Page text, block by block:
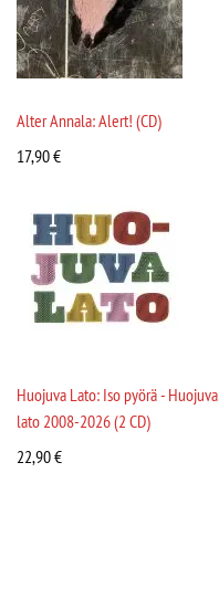
Alter Annala: Alert! (CD)
17,90€
Huojuva Lato: Iso pyörä - Huojuva
lato 2008-2026 (2 CD)
22,90€